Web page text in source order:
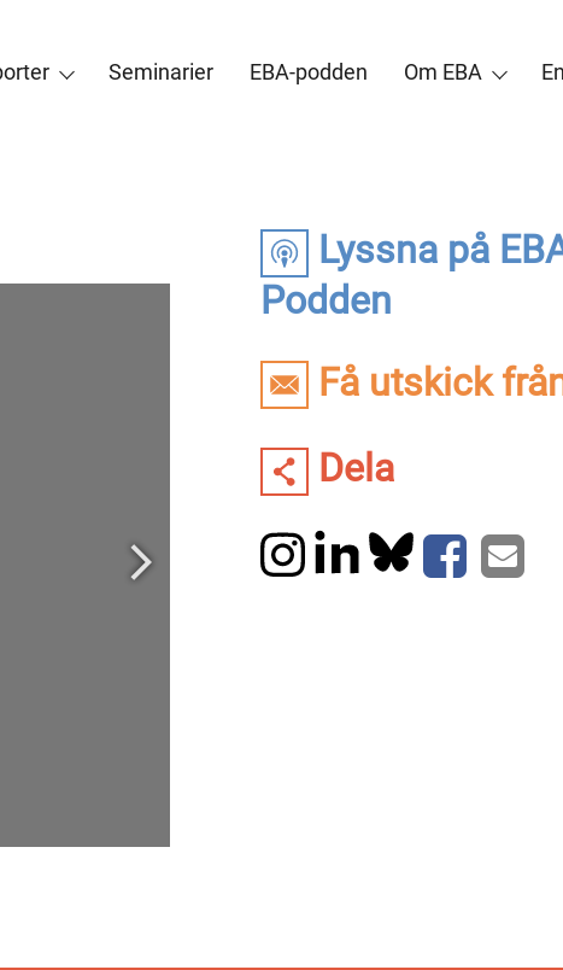
Seminarier EBA-podden Om EBA
Lyssna på
Podden
Få utskick
Dela